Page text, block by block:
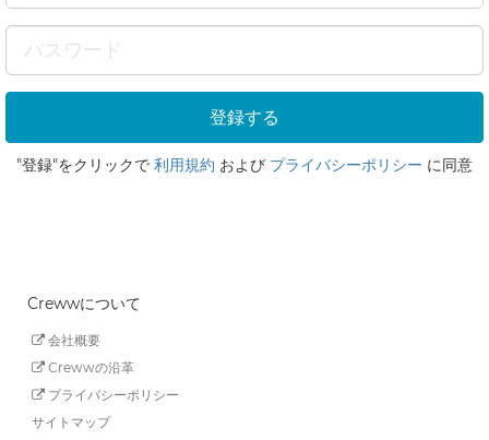
"登録"をクリックで 利用規約 および プライバシーポリシー に同意
Crewwについて
会社概要
Crewwの沿革
プライバシーポリシー
サイトマップ